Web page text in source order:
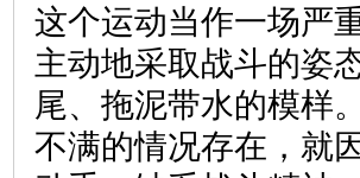
这个运动当作一场严
主动地采取战斗的姿
尾、拖泥带水的模样
不满的情况存在，就